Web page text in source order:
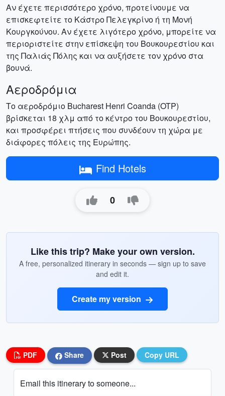
Αν έχετε περισσότερο χρόνο, προτείνουμε να
επισκεφτείτε το Κάστρο Πελεγκρίνο ή τη Μονή
Κουργκούνου. Αν έχετε λιγότερο χρόνο, μπορείτε να
περιοριστείτε στην επίσκεψη του Βουκουρεστίου και
της Παλιάς Πόλης και να αυξήσετε τον χρόνο στα
βουνά.
Αεροδρόμια
Το αεροδρόμιο Bucharest Henri Coanda (OTP)
βρίσκεται 18 χλμ από το κέντρο του Βουκουρεστίου,
και προσφέρει πτήσεις που συνδέουν τη χώρα με
διάφορες πόλεις της Ευρώπης.
Find Hotels
0
Like this trip? Make your own version.
A free, personalized itinerary in seconds — sign up to save
and edit it.
Create my version
PDF Share Post Copy URL
Email this itinerary to someone...